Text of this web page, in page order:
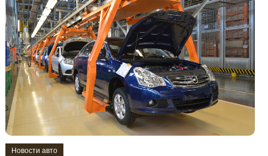
Новости авто